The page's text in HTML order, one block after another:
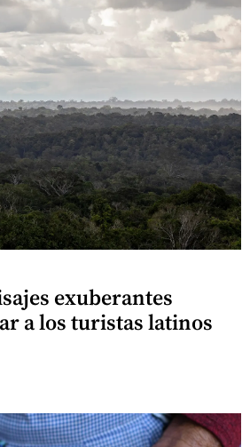
exuberantes
a los turistas latinos